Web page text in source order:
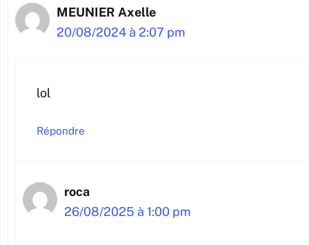
MEUNIER Axelle
20/08/2024 à 2:07 pm
lol
Répondre
roca
26/08/2025 à 1:00 pm